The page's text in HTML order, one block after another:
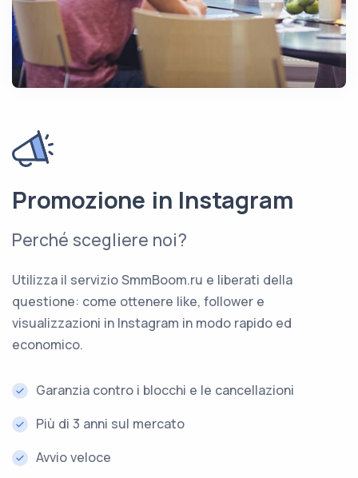
Promozione in Instagram
Perché scegliere noi?
Utilizza il servizio SmmBoom.ru e liberati della
questione: come ottenere like, follower e
visualizzazioni in Instagram in modo rapido ed
economico.
Garanzia contro i blocchi e le cancellazioni
Più di 3 anni sul mercato
Avvio veloce